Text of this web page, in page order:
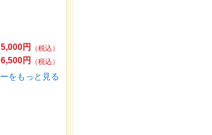
5,000円
（税込）
6,500円
（税込）
をもっと見る